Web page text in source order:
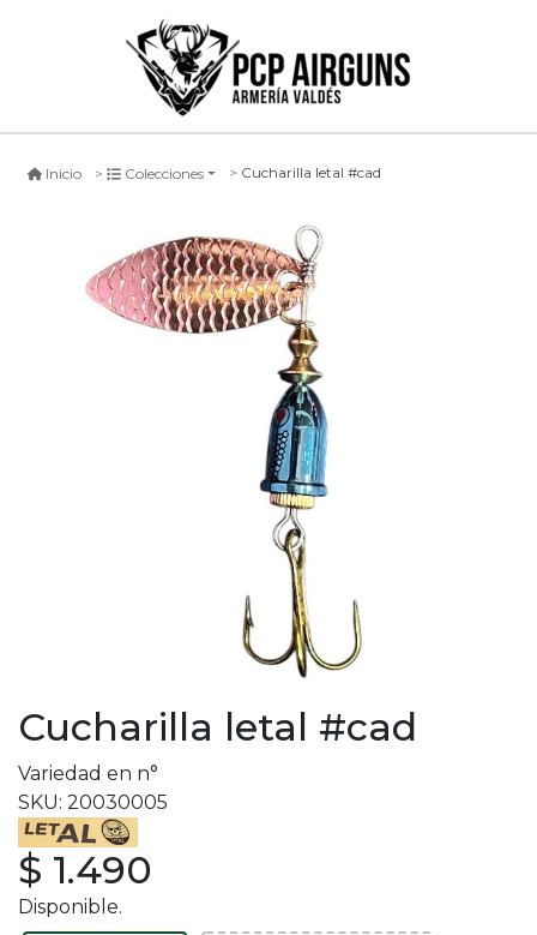
Inicio Colecciones Cucharilla letal #cad
Cucharilla letal #cad
Variedad en n°
SKU: 20030005
$ 1.490
Disponible.